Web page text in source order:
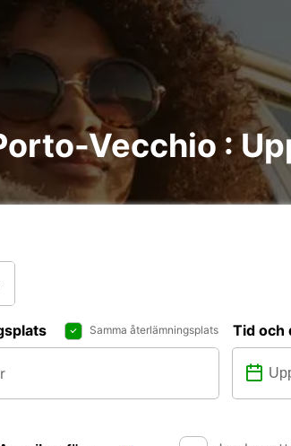
Vecchio :
Samma återlämningsplats Tid och